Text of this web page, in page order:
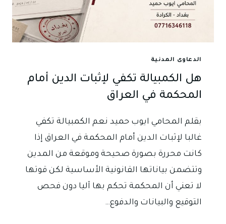
الدعاوى المدنية
هل الكمبيالة تكفي لإثبات الدين أمام
المحكمة في العراق
بقلم المحامي ايوب حميد نعم الكمبيالة تكفي
غالبا لإثبات الدين أمام المحكمة في العراق إذا
كانت محررة بصورة صحيحة وموقعة من المدين
وتتضمن بياناتها القانونية الأساسية لكن قوتها
لا تعني أن المحكمة تحكم بها آليا دون فحص
التوقيع والبيانات والدفوع…